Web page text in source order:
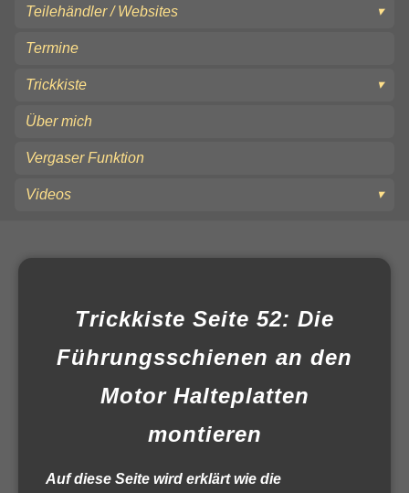
Teilehändler / Websites
Termine
Trickkiste
Über mich
Vergaser Funktion
Videos
Trickkiste Seite 52: Die
Führungsschienen an den
Motor Halteplatten
montieren
Auf diese Seite wird erklärt wie die